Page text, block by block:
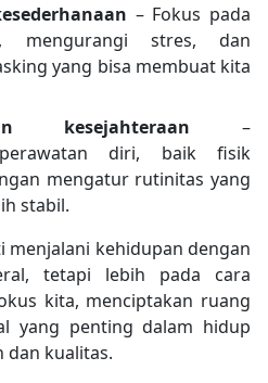
– Fokus pada
mengurangi stres, dan
yang bisa membuat kita
kesejahteraan –
perawatan diri, baik fisik
mengatur rutinitas yang
stabil.
kehidupan dengan
tetapi lebih pada cara
kita, menciptakan ruang
yang penting dalam hidup
dan kualitas.